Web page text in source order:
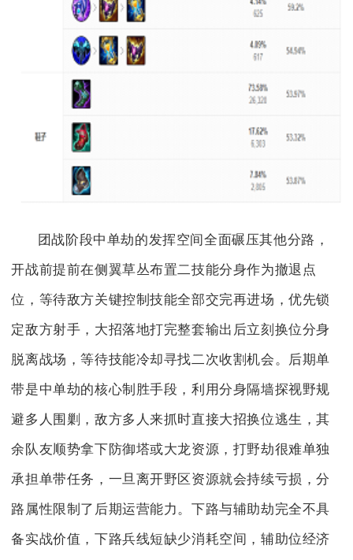
团战阶段中单劫的发挥空间全面碾压其他分路，
开战前提前在侧翼草丛布置二技能分身作为撤退点
位，等待敌方关键控制技能全部交完再进场，优先锁
定敌方射手，大招落地打完整套输出后立刻换位分身
脱离战场，等待技能冷却寻找二次收割机会。后期单
带是中单劫的核心制胜手段，利用分身隔墙探视野规
避多人围剿，敌方多人来抓时直接大招换位逃生，其
余队友顺势拿下防御塔或大龙资源，打野劫很难单独
承担单带任务，一旦离开野区资源就会持续亏损，分
路属性限制了后期运营能力。下路与辅助劫完全不具
备实战价值，下路兵线短缺少消耗空间，辅助位经济